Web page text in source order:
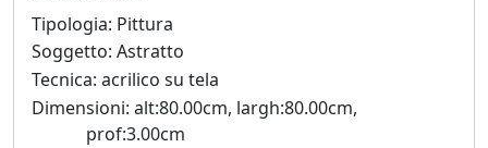
Carabba
Gastone
Cecconello
Tipologia: Pittura
Soggetto: Astratto
Tecnica: acrilico su tela
Dimensioni: alt:80.00cm, largh:80.00cm,
prof:3.00cm